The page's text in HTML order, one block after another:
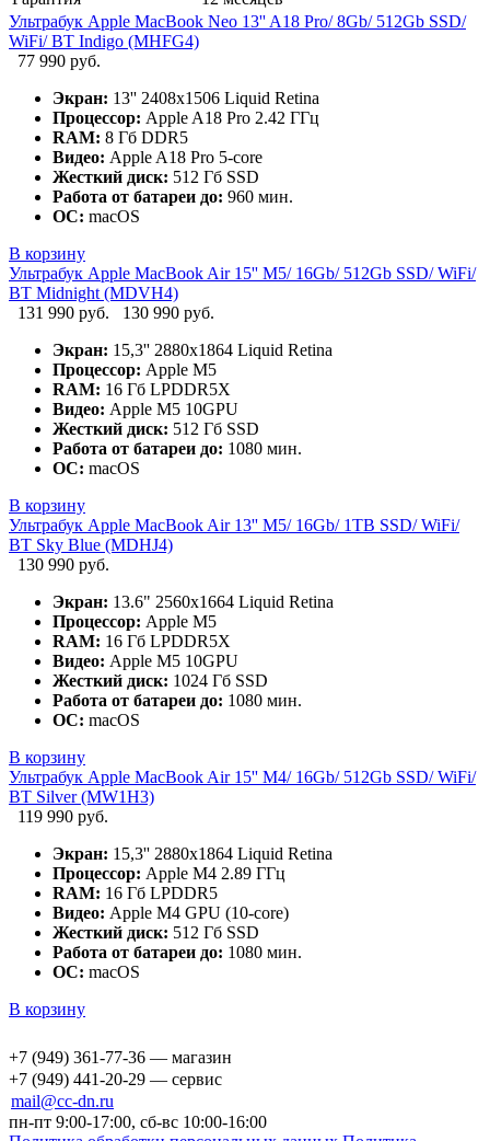
Ультрабук Apple MacBook Neo 13'' A18 Pro/ 8Gb/ 512Gb SSD/
WiFi/ BT Indigo (MHFG4)
77 990 руб.
Экран: 13'' 2408x1506 Liquid Retina
Процессор: Apple A18 Pro 2.42 ГГц
RAM: 8 Гб DDR5
Видео: Apple A18 Pro 5-core
Жесткий диск: 512 Гб SSD
Работа от батареи до: 960 мин.
ОС: macOS
В корзину
Ультрабук Apple MacBook Air 15'' M5/ 16Gb/ 512Gb SSD/ WiFi/
BT Midnight (MDVH4)
131 990 руб.
130 990 руб.
Экран: 15,3'' 2880x1864 Liquid Retina
Процессор: Apple M5
RAM: 16 Гб LPDDR5X
Видео: Apple M5 10GPU
Жесткий диск: 512 Гб SSD
Работа от батареи до: 1080 мин.
ОС: macOS
В корзину
Ультрабук Apple MacBook Air 13'' M5/ 16Gb/ 1TB SSD/ WiFi/
BT Sky Blue (MDHJ4)
130 990 руб.
Экран: 13.6" 2560x1664 Liquid Retina
Процессор: Apple M5
RAM: 16 Гб LPDDR5X
Видео: Apple M5 10GPU
Жесткий диск: 1024 Гб SSD
Работа от батареи до: 1080 мин.
ОС: macOS
В корзину
Ультрабук Apple MacBook Air 15'' M4/ 16Gb/ 512Gb SSD/ WiFi/
BT Silver (MW1H3)
119 990 руб.
Экран: 15,3'' 2880x1864 Liquid Retina
Процессор: Apple M4 2.89 ГГц
RAM: 16 Гб LPDDR5
Видео: Apple M4 GPU (10-core)
Жесткий диск: 512 Гб SSD
Работа от батареи до: 1080 мин.
ОС: macOS
В корзину
+7 (949) 361-77-36 — магазин
+7 (949) 441-20-29 — сервис
mail@cc-dn.ru
пн-пт 9:00-17:00, сб-вс 10:00-16:00